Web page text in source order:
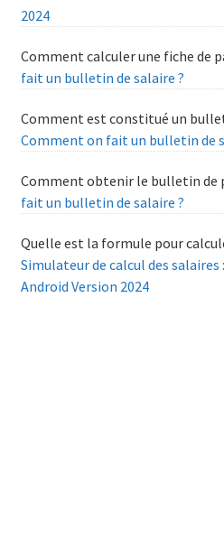
2024
Comment calculer une fiche de
fait un bulletin de salaire ?
Comment est constitué un
Comment on fait un bulletin de
Comment obtenir le bulletin de
fait un bulletin de salaire ?
Quelle est la formule pour
Simulateur de calcul des
Android Version 2024